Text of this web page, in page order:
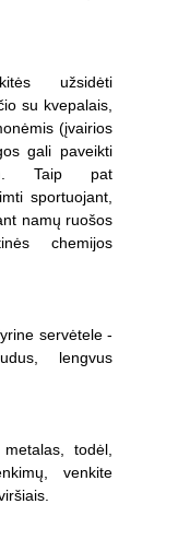
užsidėti
su kvepalais,
(įvairios
gali paveikti
Taip pat
sportuojant,
namų ruošos
chemijos
servėtele -
lengvus
todėl,
venkite